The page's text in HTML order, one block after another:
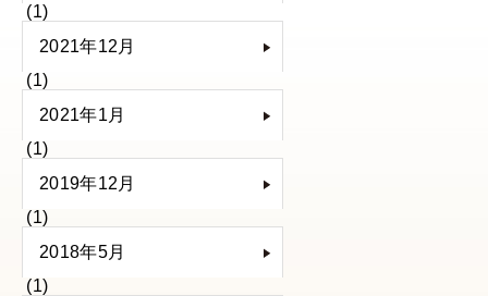
(1)
2021年12月
(1)
2021年1月
(1)
2019年12月
(1)
2018年5月
(1)